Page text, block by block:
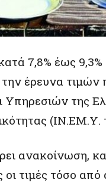
7,8% έως
έρευνα τιμών
Υπηρεσιών της
(ΙΝ.ΕΜ.Υ.
ανακοίνωση,
οι τιμές τόσο